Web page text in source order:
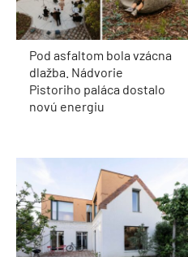
Pod asfaltom bola vzácna
dlažba. Nádvorie
Pistoriho paláca dostalo
novú energiu